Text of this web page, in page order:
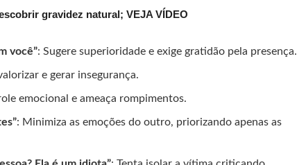
gravidez natural; VEJA VÍDEO
você”: Sugere superioridade e exige gratidão pela presença.
e gerar insegurança.
emocional e ameaça rompimentos.
: Minimiza as emoções do outro, priorizando apenas as